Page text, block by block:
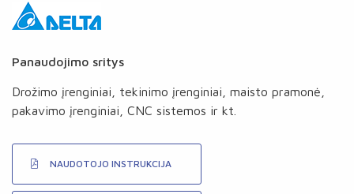
Panaudojimo sritys
Drožimo įrenginiai, tekinimo įrenginiai, maisto pramonė,
pakavimo įrenginiai, CNC sistemos ir kt.
NAUDOTOJO INSTRUKCIJA